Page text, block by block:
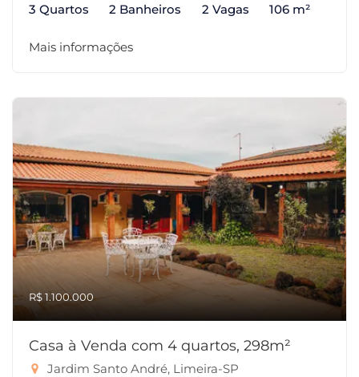
3 Quartos 2 Banheiros 2 Vagas 106 m²
Mais informações
R$ 1.100.000
Casa à Venda com 4 quartos, 298m²
Jardim Santo André, Limeira-SP